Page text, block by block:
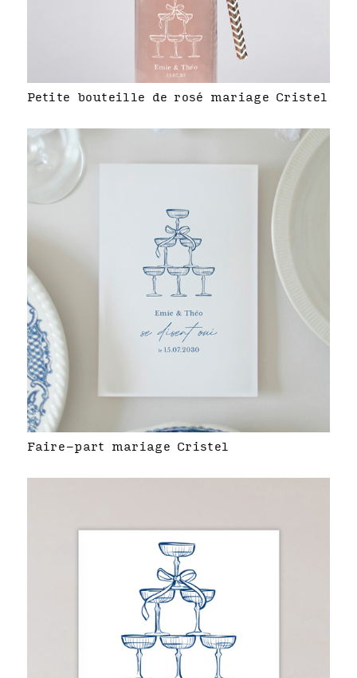
Petite bouteille de rosé mariage Cristel
Faire-part mariage Cristel